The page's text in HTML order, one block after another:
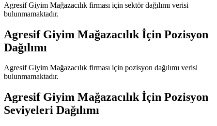
Agresif Giyim Mağazacılık firması için sektör dağılımı verisi
bulunmamaktadır.
Agresif Giyim Mağazacılık İçin Pozisyon
Dağılımı
Agresif Giyim Mağazacılık firması için pozisyon dağılımı verisi
bulunmamaktadır.
Agresif Giyim Mağazacılıkİçin Pozisyon
Seviyeleri Dağılımı